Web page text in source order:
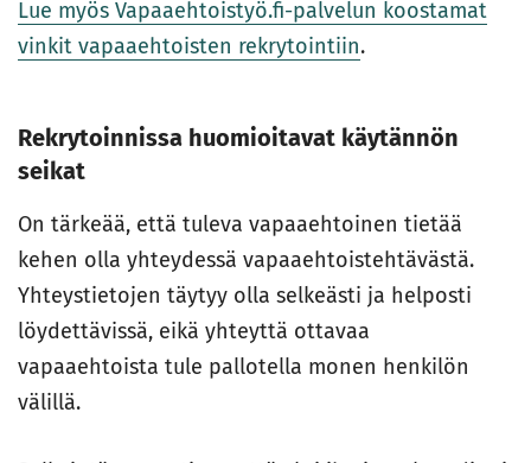
Lue myös Vapaaehtoistyö.fi-palvelun koostamat
vinkit vapaaehtoisten rekrytointiin.
Rekrytoinnissa huomioitavat käytännön
seikat
On tärkeää, että tuleva vapaaehtoinen tietää
kehen olla yhteydessä vapaaehtoistehtävästä.
Yhteystietojen täytyy olla selkeästi ja helposti
löydettävissä, eikä yhteyttä ottavaa
vapaaehtoista tule pallotella monen henkilön
välillä.